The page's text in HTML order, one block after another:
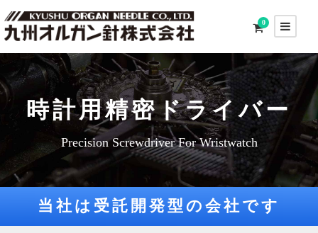
0
時計用精密ドライバー
Precision Screwdriver For Wristwatch
当社は受託開発型の会社です